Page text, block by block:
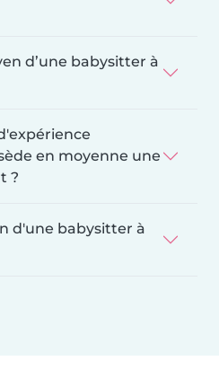
d’une babysitter à
en moyenne une
?
d'une babysitter à